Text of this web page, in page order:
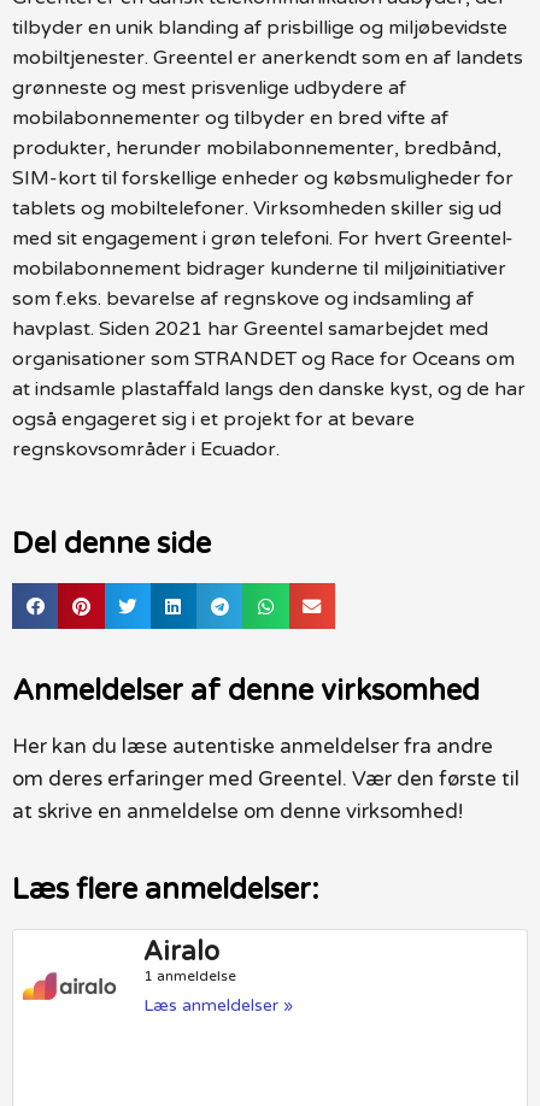
tilbyder en unik blanding af prisbillige og miljøbevidste
mobiltjenester. Greentel er anerkendt som en af landets
grønneste og mest prisvenlige udbydere af
mobilabonnementer og tilbyder en bred vifte af
produkter, herunder mobilabonnementer, bredbånd,
SIM-kort til forskellige enheder og købsmuligheder for
tablets og mobiltelefoner. Virksomheden skiller sig ud
med sit engagement i grøn telefoni. For hvert Greentel-
mobilabonnement bidrager kunderne til miljøinitiativer
som f.eks. bevarelse af regnskove og indsamling af
havplast. Siden 2021 har Greentel samarbejdet med
organisationer som STRANDET og Race for Oceans om
at indsamle plastaffald langs den danske kyst, og de har
også engageret sig i et projekt for at bevare
regnskovsområder i Ecuador.
Del denne side
Anmeldelser af denne virksomhed
Her kan du læse autentiske anmeldelser fra andre
om deres erfaringer med Greentel. Vær den første til
at skrive en anmeldelse om denne virksomhed!
Læs flere anmeldelser:
Airalo
1 anmeldelse
Læs anmeldelser »